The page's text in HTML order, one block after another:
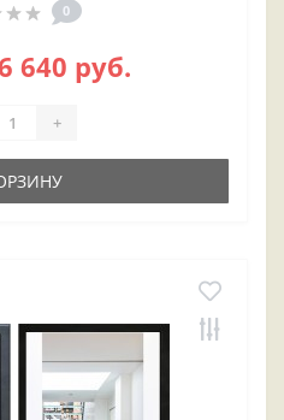
0
640 руб.
+